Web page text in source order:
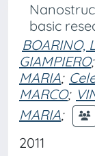
basic
BOARINO,
GIAMPIERO;
MARIA;
MARCO;
MARIA;
2011